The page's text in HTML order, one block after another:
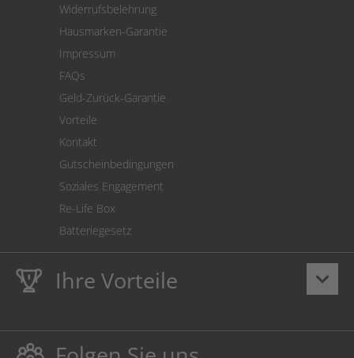
Cookie Einstellungen
Widerrufsbelehrung
Hausmarken-Garantie
Impressum
FAQs
Geld-Zurück-Garantie
Vorteile
Kontakt
Gutscheinbedingungen
Soziales Engagement
Re-Life Box
Batteriegesetz
keyboard_arrow_down
Ihre Vorteile
LebenslangeHausmarke Garantieauf Toner und Tinte
schützt auch Ihren Drucker.